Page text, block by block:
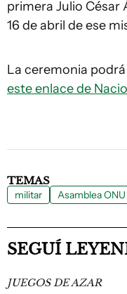
primera Julio César
16 de abril de ese
La ceremonia
este enlace de
TEMAS
militar Asamblea ONU
SEGUÍ
JUEGOS DE AZAR